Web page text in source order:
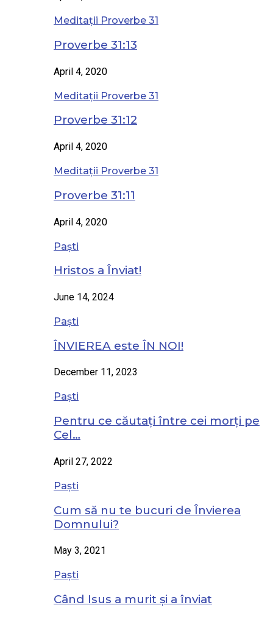
Meditații Proverbe 31
Proverbe 31:13
April 4, 2020
Meditații Proverbe 31
Proverbe 31:12
April 4, 2020
Meditații Proverbe 31
Proverbe 31:11
April 4, 2020
Paști
Hristos a Înviat!
June 14, 2024
Paști
ÎNVIEREA este ÎN NOI!
December 11, 2023
Paști
Pentru ce căutați între cei morți pe
Cel…
April 27, 2022
Paști
Cum să nu te bucuri de Învierea
Domnului?
May 3, 2021
Paști
Când Isus a murit și a înviat